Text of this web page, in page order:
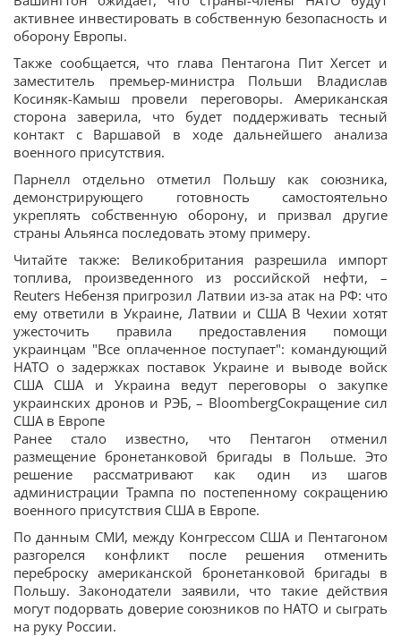
активнее инвестировать в собственную безопасность и
оборону Европы.
Также сообщается, что глава Пентагона Пит Хегсет и
заместитель премьер-министра Польши Владислав
Косиняк-Камыш провели переговоры. Американская
сторона заверила, что будет поддерживать тесный
контакт с Варшавой в ходе дальнейшего анализа
военного присутствия.
Парнелл отдельно отметил Польшу как союзника,
демонстрирующего готовность самостоятельно
укреплять собственную оборону, и призвал другие
страны Альянса последовать этому примеру.
Читайте также: Великобритания разрешила импорт
топлива, произведенного из российской нефти, –
Reuters Небензя пригрозил Латвии из-за атак на РФ: что
ему ответили в Украине, Латвии и США В Чехии хотят
ужесточить правила предоставления помощи
украинцам "Все оплаченное поступает": командующий
НАТО о задержках поставок Украине и выводе войск
США США и Украина ведут переговоры о закупке
украинских дронов и РЭБ, – BloombergСокращение сил
США в Европе
Ранее стало известно, что Пентагон отменил
размещение бронетанковой бригады в Польше. Это
решение рассматривают как один из шагов
администрации Трампа по постепенному сокращению
военного присутствия США в Европе.
По данным СМИ, между Конгрессом США и Пентагоном
разгорелся конфликт после решения отменить
переброску американской бронетанковой бригады в
Польшу. Законодатели заявили, что такие действия
могут подорвать доверие союзников по НАТО и сыграть
на руку России.